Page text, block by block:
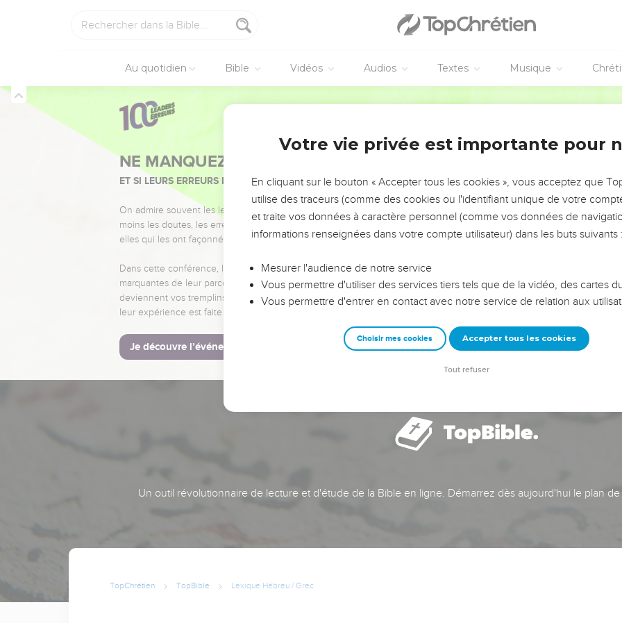
Au quotidien Bible Vidéos Audios Textes Musique
NE MANQUEZ PAS L’ÉVÉNEMENT DE L’ANNÉE !
ET SI LEURS ERREURS POUVAIENT VOUS ÉVITER LES VOTRES ?
On admire souvent les leaders pour leurs réussites, leur impact, leur foi ou leur vision. Mais on voit
moins les doutes, les erreurs et les saisons difficiles qu'ils ont traversés, alors même que ce sont
elles qui les ont façonnés.
Dans cette conférence, leaders, entrepreneurs, et responsables reviennent sur les erreurs
marquantes de leur parcours et les clés pour avancer avec plus de sagesse afin que leurs erreurs
deviennent vos tremplins. Que vous guidiez un ministère, une équipe, un groupe ou une famille,
leur expérience est faite pour vous.
Je découvre l’événement
Un outil révolutionnaire de lecture et d'étude de la Bible en ligne. Démarrez dès aujourd'hui le plan
TopChrétien TopBible Lexique Hébreu / Grec
Votre vie privée est importante pour
En cliquant sur le bouton « Accepter tous les cookies », vous acceptez que
utilise des traceurs (comme des cookies ou l'identifiant unique de votre
et traite vos données à caractère personnel (comme vos données de
informations renseignées dans votre compte utilisateur) dans les buts suivants :
Mesurer l'audience de notre service
Vous permettre d'utiliser des services tiers tels que de la vidéo, des cartes
Vous permettre d'entrer en contact avec notre service de relation aux
Choisir mes cookies Accepter tous les cookies
Tout refuser